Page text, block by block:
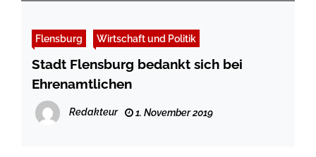
Flensburg Wirtschaft und Politik
Stadt Flensburg bedankt sich bei
Ehrenamtlichen
Redakteur 1. November 2019